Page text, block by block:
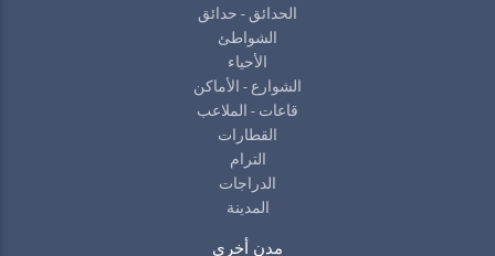
الحدائق - حدائق
الشواطئ
الأحياء
الشوارع - الأماكن
قاعات - الملاعب
القطارات
الترام
الدراجات
المدينة
مدن أخرى